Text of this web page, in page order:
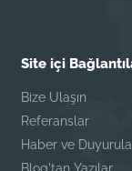
Site içi
Bize Ulaşın
Referanslar
Haber ve